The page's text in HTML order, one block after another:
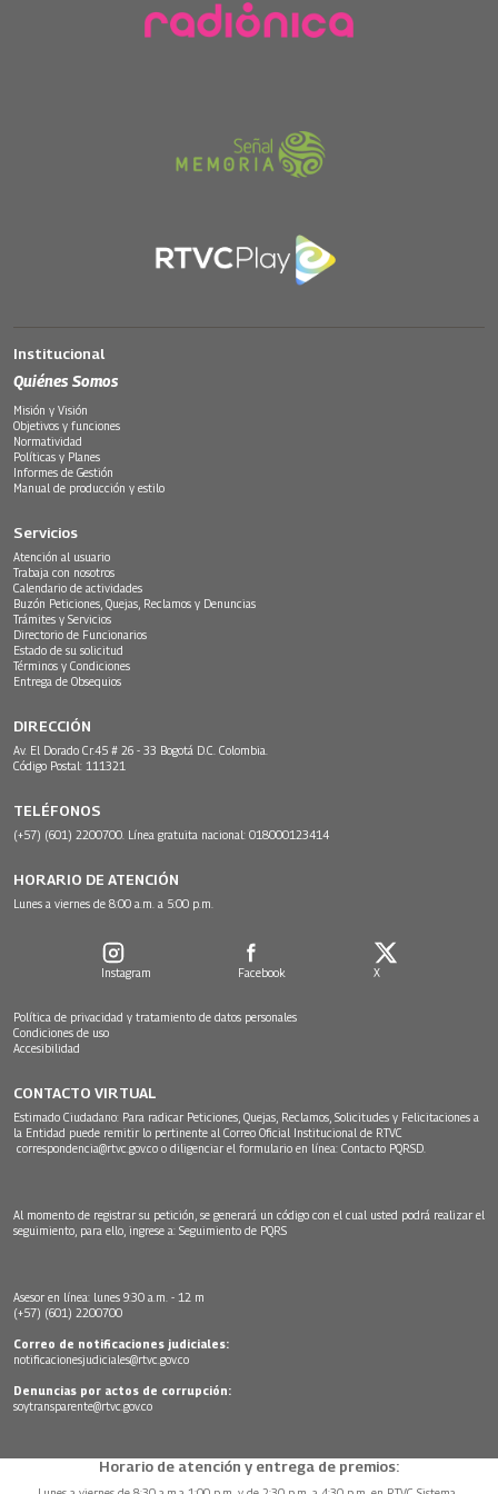
Institucional
Quiénes Somos
Misión y Visión
Objetivos y funciones
Normatividad
Políticas y Planes
Informes de Gestión
Manual de producción y estilo
Servicios
Atención al usuario
Trabaja con nosotros
Calendario de actividades
Buzón Peticiones, Quejas, Reclamos y Denuncias
Trámites y Servicios
Directorio de Funcionarios
Estado de su solicitud
Términos y Condiciones
Entrega de Obsequios
DIRECCIÓN
Av. El Dorado Cr.45 # 26 - 33 Bogotá D.C. Colombia.
Código Postal: 111321
TELÉFONOS
(+57) (601) 2200700. Línea gratuita nacional: 018000123414
HORARIO DE ATENCIÓN
Lunes a viernes de 8:00 a.m. a 5:00 p.m.
Instagram Facebook X
Política de privacidad y tratamiento de datos personales
Condiciones de uso
Accesibilidad
CONTACTO VIRTUAL
Estimado Ciudadano: Para radicar Peticiones, Quejas, Reclamos, Solicitudes y Felicitaciones a
la Entidad puede remitir lo pertinente al Correo Oficial Institucional de RTVC
correspondencia@rtvc.gov.co o diligenciar el formulario en línea: Contacto PQRSD.
Al momento de registrar su petición, se generará un código con el cual usted podrá realizar el
seguimiento, para ello, ingrese a: Seguimiento de PQRS
Asesor en línea: lunes 9:30 a.m. - 12 m
(+57) (601) 2200700
Correo de notificaciones judiciales:
notificacionesjudiciales@rtvc.gov.co
Denuncias por actos de corrupción:
soytransparente@rtvc.gov.co
Horario de atención y entrega de premios: